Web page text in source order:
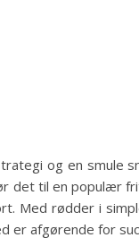
og en smule
det til en populær
Med rødder i
er afgørende for